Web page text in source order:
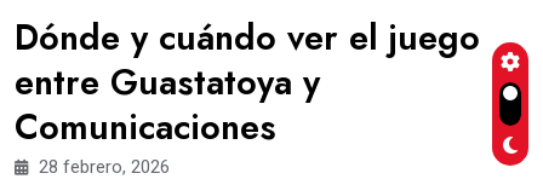
Dónde y cuándo ver el juego
entre Guastatoya y
Comunicaciones
28 febrero, 2026